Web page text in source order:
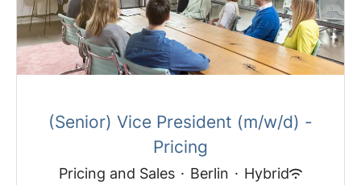
(Senior) Vice President (m/w/d) -
Pricing
Pricing and Sales · Berlin · Hybrid